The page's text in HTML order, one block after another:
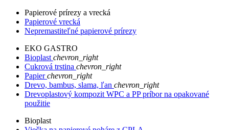
Papierové prírezy a vrecká
Papierové vrecká
Nepremastiteľné papierové prírezy
EKO GASTRO
Bioplast chevron_right
Cukrová trstina chevron_right
Papierchevron_right
Drevo, bambus, slama, ľan chevron_right
Drevoplastový kompozit WPC a PP príbor na opakované
použitie
Bioplast